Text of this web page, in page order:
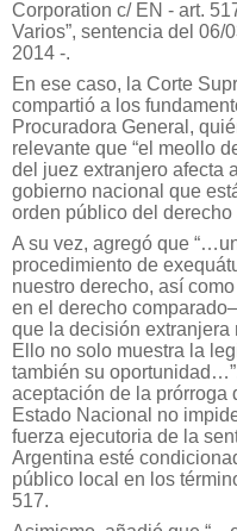
Corporation c/ EN - art.
Varios”, sentencia del 06/
2014 -.
En ese caso, la Corte
compartió a los
Procuradora General,
relevante que “el meollo
del juez extranjero afecta
gobierno nacional que
orden público del derecho
A su vez, agregó que
procedimiento de
nuestro derecho, así
en el derecho
que la decisión
Ello no solo muestra la
también su
aceptación de la prórroga
Estado Nacional no
fuerza ejecutoria de la
Argentina esté
público local en los
517.